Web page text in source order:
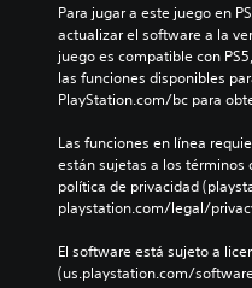
Para jugar a este juego en
actualizar el software a la
juego es compatible con
las funciones disponibles
PlayStation.com/bc para
Las funciones en línea
están sujetas a los términos
política de privacidad
playstation.com/legal/
El software está sujeto a
(us.playstation.com/